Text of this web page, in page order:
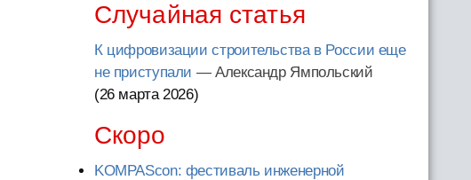
Случайная статья
К цифровизации строительства в России еще
не приступали — Александр Ямпольский
(26 марта 2026)
Скоро
KOMPAScon: фестиваль инженерной